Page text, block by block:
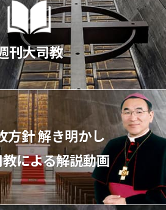
刊大司教
⽅針 解き明かし
による解説動画